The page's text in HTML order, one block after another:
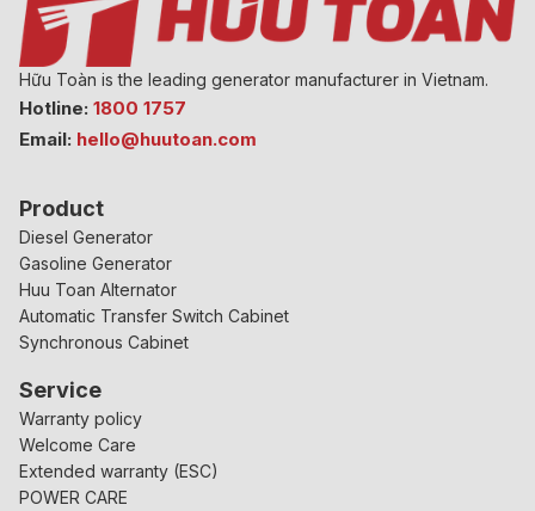
Hữu Toàn is the leading generator manufacturer in Vietnam.
Hotline: 1800 1757
Email: hello@huutoan.com
Product
Diesel Generator
Gasoline Generator
Huu Toan Alternator
Automatic Transfer Switch Cabinet
Synchronous Cabinet
Service
Warranty policy
Welcome Care
Extended warranty (ESC)
POWER CARE